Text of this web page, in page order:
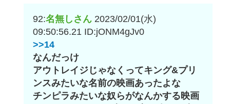
92:名無しさん 2023/02/01(水)
09:50:56.21 ID:jONM4gJv0
>>14
なんだっけ
アウトレイジじゃなくってキング&プリ
ンスみたいな名前の映画あったよな
チンピラみたいな奴らがなんかする映画